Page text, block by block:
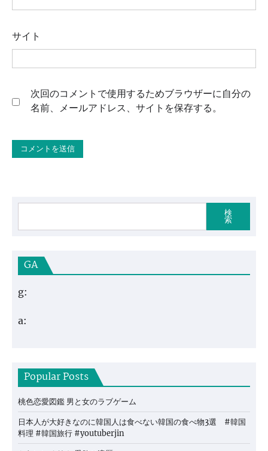
サイト
次回のコメントで使用するためブラウザーに自分の
名前、メールアドレス、サイトを保存する。
検
索
GA
g:
a:
Popular Posts
桃色恋愛図鑑 男と女のラブゲーム
日本人が大好きなのに韓国人は食べない韓国の食べ物3選 #韓国
料理 #韓国旅行 #youtuberjin